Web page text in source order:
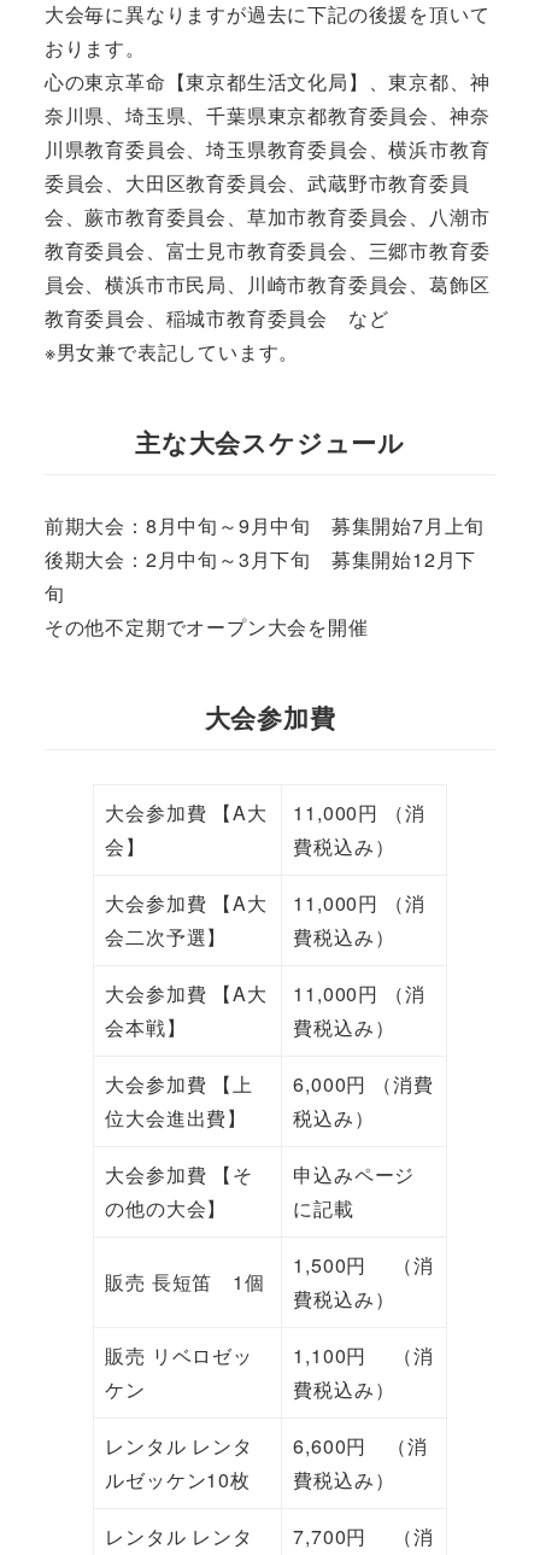
大会毎に異なりますが過去に下記の後援を頂いて
おります。
心の東京革命【東京都生活文化局】、東京都、神
奈川県、埼玉県、千葉県東京都教育委員会、神奈
川県教育委員会、埼玉県教育委員会、横浜市教育
委員会、大田区教育委員会、武蔵野市教育委員
会、蕨市教育委員会、草加市教育委員会、八潮市
教育委員会、富士見市教育委員会、三郷市教育委
員会、横浜市市民局、川崎市教育委員会、葛飾区
教育委員会、稲城市教育委員会 など
※男女兼で表記しています。
主な大会スケジュール
前期大会：8月中旬～9月中旬 募集開始7月上旬
後期大会：2月中旬～3月下旬 募集開始12月下
旬
その他不定期でオープン大会を開催
大会参加費
大会参加費 【A大
会】
11,000円 （消
費税込み）
大会参加費 【A大
会二次予選】
11,000円 （消
費税込み）
大会参加費 【A大
会本戦】
11,000円 （消
費税込み）
大会参加費 【上
位大会進出費】
6,000円 （消費
税込み）
大会参加費 【そ
の他の大会】
申込みページ
に記載
販売 長短笛 1個
1,500円 （消
費税込み）
販売 リベロゼッ
ケン
1,100円 （消
費税込み）
レンタル レンタ
ルゼッケン10枚
6,600円 （消
費税込み）
レンタル レンタ
7,700円 （消